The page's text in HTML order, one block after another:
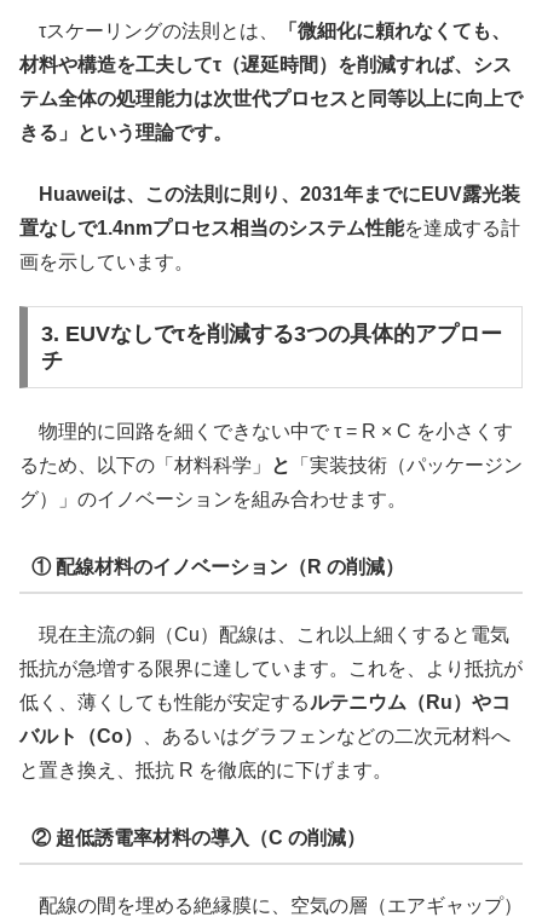
τスケーリングの法則とは、
「微細化に頼れなくても、
材料や構造を工夫してτ（遅延時間）を削減すれば、シス
テム全体の処理能力は次世代プロセスと同等以上に向上で
きる」という理論です。
Huaweiは、この法則に則り、2031年までにEUV露光装
置なしで1.4nmプロセス相当のシステム性能を達成する計
画を示しています。
3. EUVなしでτを削減する3つの具体的アプロー
チ
物理的に回路を細くできない中で τ = R × C を小さくす
るため、以下の「材料科学」
と
「実装技術（パッケージン
グ）」のイノベーションを組み合わせます。
① 配線材料のイノベーション（R の削減）
現在主流の銅（Cu）配線は、これ以上細くすると電気
抵抗が急増する限界に達しています。これを、より抵抗が
低く、薄くしても性能が安定するルテニウム（Ru）やコ
バルト（Co）
、あるいはグラフェンなどの二次元材料へ
と置き換え、抵抗 R を徹底的に下げます。
② 超低誘電率材料の導入（C の削減）
配線の間を埋める絶縁膜に、空気の層（エアギャップ）